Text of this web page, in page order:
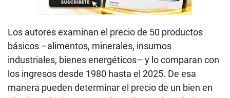
Los autores examinan el precio de 50 productos
básicos –alimentos, minerales, insumos
industriales, bienes energéticos– y lo comparan con
los ingresos desde 1980 hasta el 2025. De esa
manera pueden determinar el precio de un bien en